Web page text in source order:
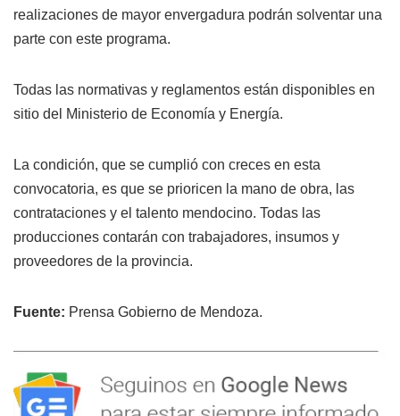
realizaciones de mayor envergadura podrán solventar una
parte con este programa.
Todas las normativas y reglamentos están disponibles en
sitio del Ministerio de Economía y Energía.
La condición, que se cumplió con creces en esta
convocatoria, es que se prioricen la mano de obra, las
contrataciones y el talento mendocino. Todas las
producciones contarán con trabajadores, insumos y
proveedores de la provincia.
Fuente: Prensa Gobierno de Mendoza.